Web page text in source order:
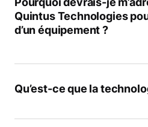
Quintus Technologies
d’un équipement ?
Qu’est-ce que la